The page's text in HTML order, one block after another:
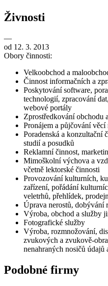
Živnosti
—
od 12. 3. 2013
Obory činnosti:
Velkoobchod a
Činnost informačních a
Poskytování software,
technologií, zpracování
webové portály
Zprostředkování obchodu
Pronájem a půjčování
Poradenská a konzultační
studií a posudků
Reklamní činnost,
Mimoškolní výchova a
včetně lektorské činnosti
Provozování kulturních,
zařízení, pořádání
veletrhů, přehlídek,
Úprava nerostů, dobývání
Výroba, obchod a služby
Fotografické služby
Výroba, rozmnožování,
zvukových a zvukově-
nenahraných nosičů údajů
Podobné firmy